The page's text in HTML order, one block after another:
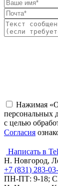
Нажимая
персональных
с целью
Согласия
Написать в
Н. Новгород,
+7 (831) 283-
ПН-ПТ: 9-18;